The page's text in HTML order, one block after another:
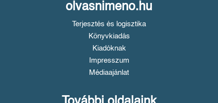
olvasnimeno.hu
Terjesztés és logisztika
Könyvkiadás
Kiadóknak
Impresszum
Médiaajánlat